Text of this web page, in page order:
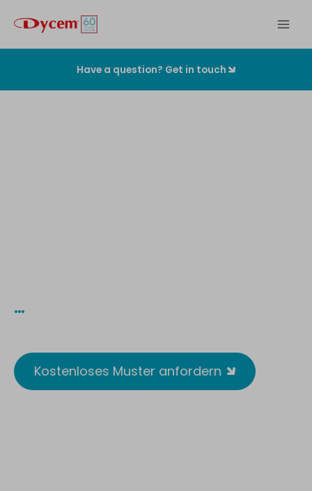
Inhalt
springen
Have a question? Get in touch
…
Kostenloses Muster anfordern